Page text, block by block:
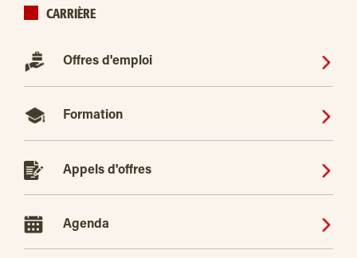
CARRIÈRE
Offres d'emploi
Formation
Appels d'offres
Agenda